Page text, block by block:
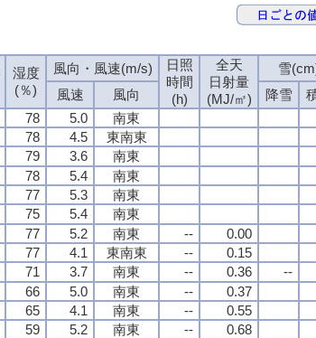
湿度
(％)
風向・風速(m/s)
日照
時間
(h)
全天
日射量
(MJ/㎡)
雪
風速 風向 降雪
78 5.0
南東
78 4.5
東南東
79 3.6 南東
78 5.4
南東
77 5.3
南東
75 5.4 南東
77 5.2 南東 --
0.00
77 4.1 東南東 --
0.15
71 3.7 南東 -- 0.36 --
66 5.0 南東 --
0.37
65 4.1 南東 --
0.55
59 5.2 南東 -- 0.68
湿度
(％)
風向・風速(m/s)
日照
時間
(h)
全天
日射量
(MJ/㎡)
雪
風速 風向 降雪
78 5.0
南東
78 4.5
東南東
79 3.6 南東
78 5.4
南東
77 5.3
南東
75 5.4 南東
77 5.2 南東 --
0.00
77 4.1 東南東 --
0.15
71 3.7 南東 -- 0.36 --
66 5.0 南東 --
0.37
65 4.1 南東 --
0.55
59 5.2 南東 -- 0.68
湿度
(％)
風向・風速(m/s)
日照
時間
(h)
全天
日射量
(MJ/㎡)
雪
風速 風向 降雪
78 5.0
南東
78 4.5
東南東
79 3.6 南東
78 5.4
南東
77 5.3
南東
75 5.4 南東
77 5.2 南東 --
0.00
77 4.1 東南東 --
0.15
71 3.7 南東 -- 0.36 --
66 5.0 南東 --
0.37
65 4.1 南東 --
0.55
59 5.2 南東 -- 0.68
湿度
(％)
風向・風速(m/s)
日照
時間
(h)
全天
日射量
(MJ/㎡)
雪
風速 風向 降雪
78 5.0
南東
78 4.5
東南東
79 3.6 南東
78 5.4
南東
77 5.3
南東
75 5.4 南東
77 5.2 南東 --
0.00
77 4.1 東南東 --
0.15
71 3.7 南東 -- 0.36 --
66 5.0 南東 --
0.37
65 4.1 南東 --
0.55
59 5.2 南東 -- 0.68